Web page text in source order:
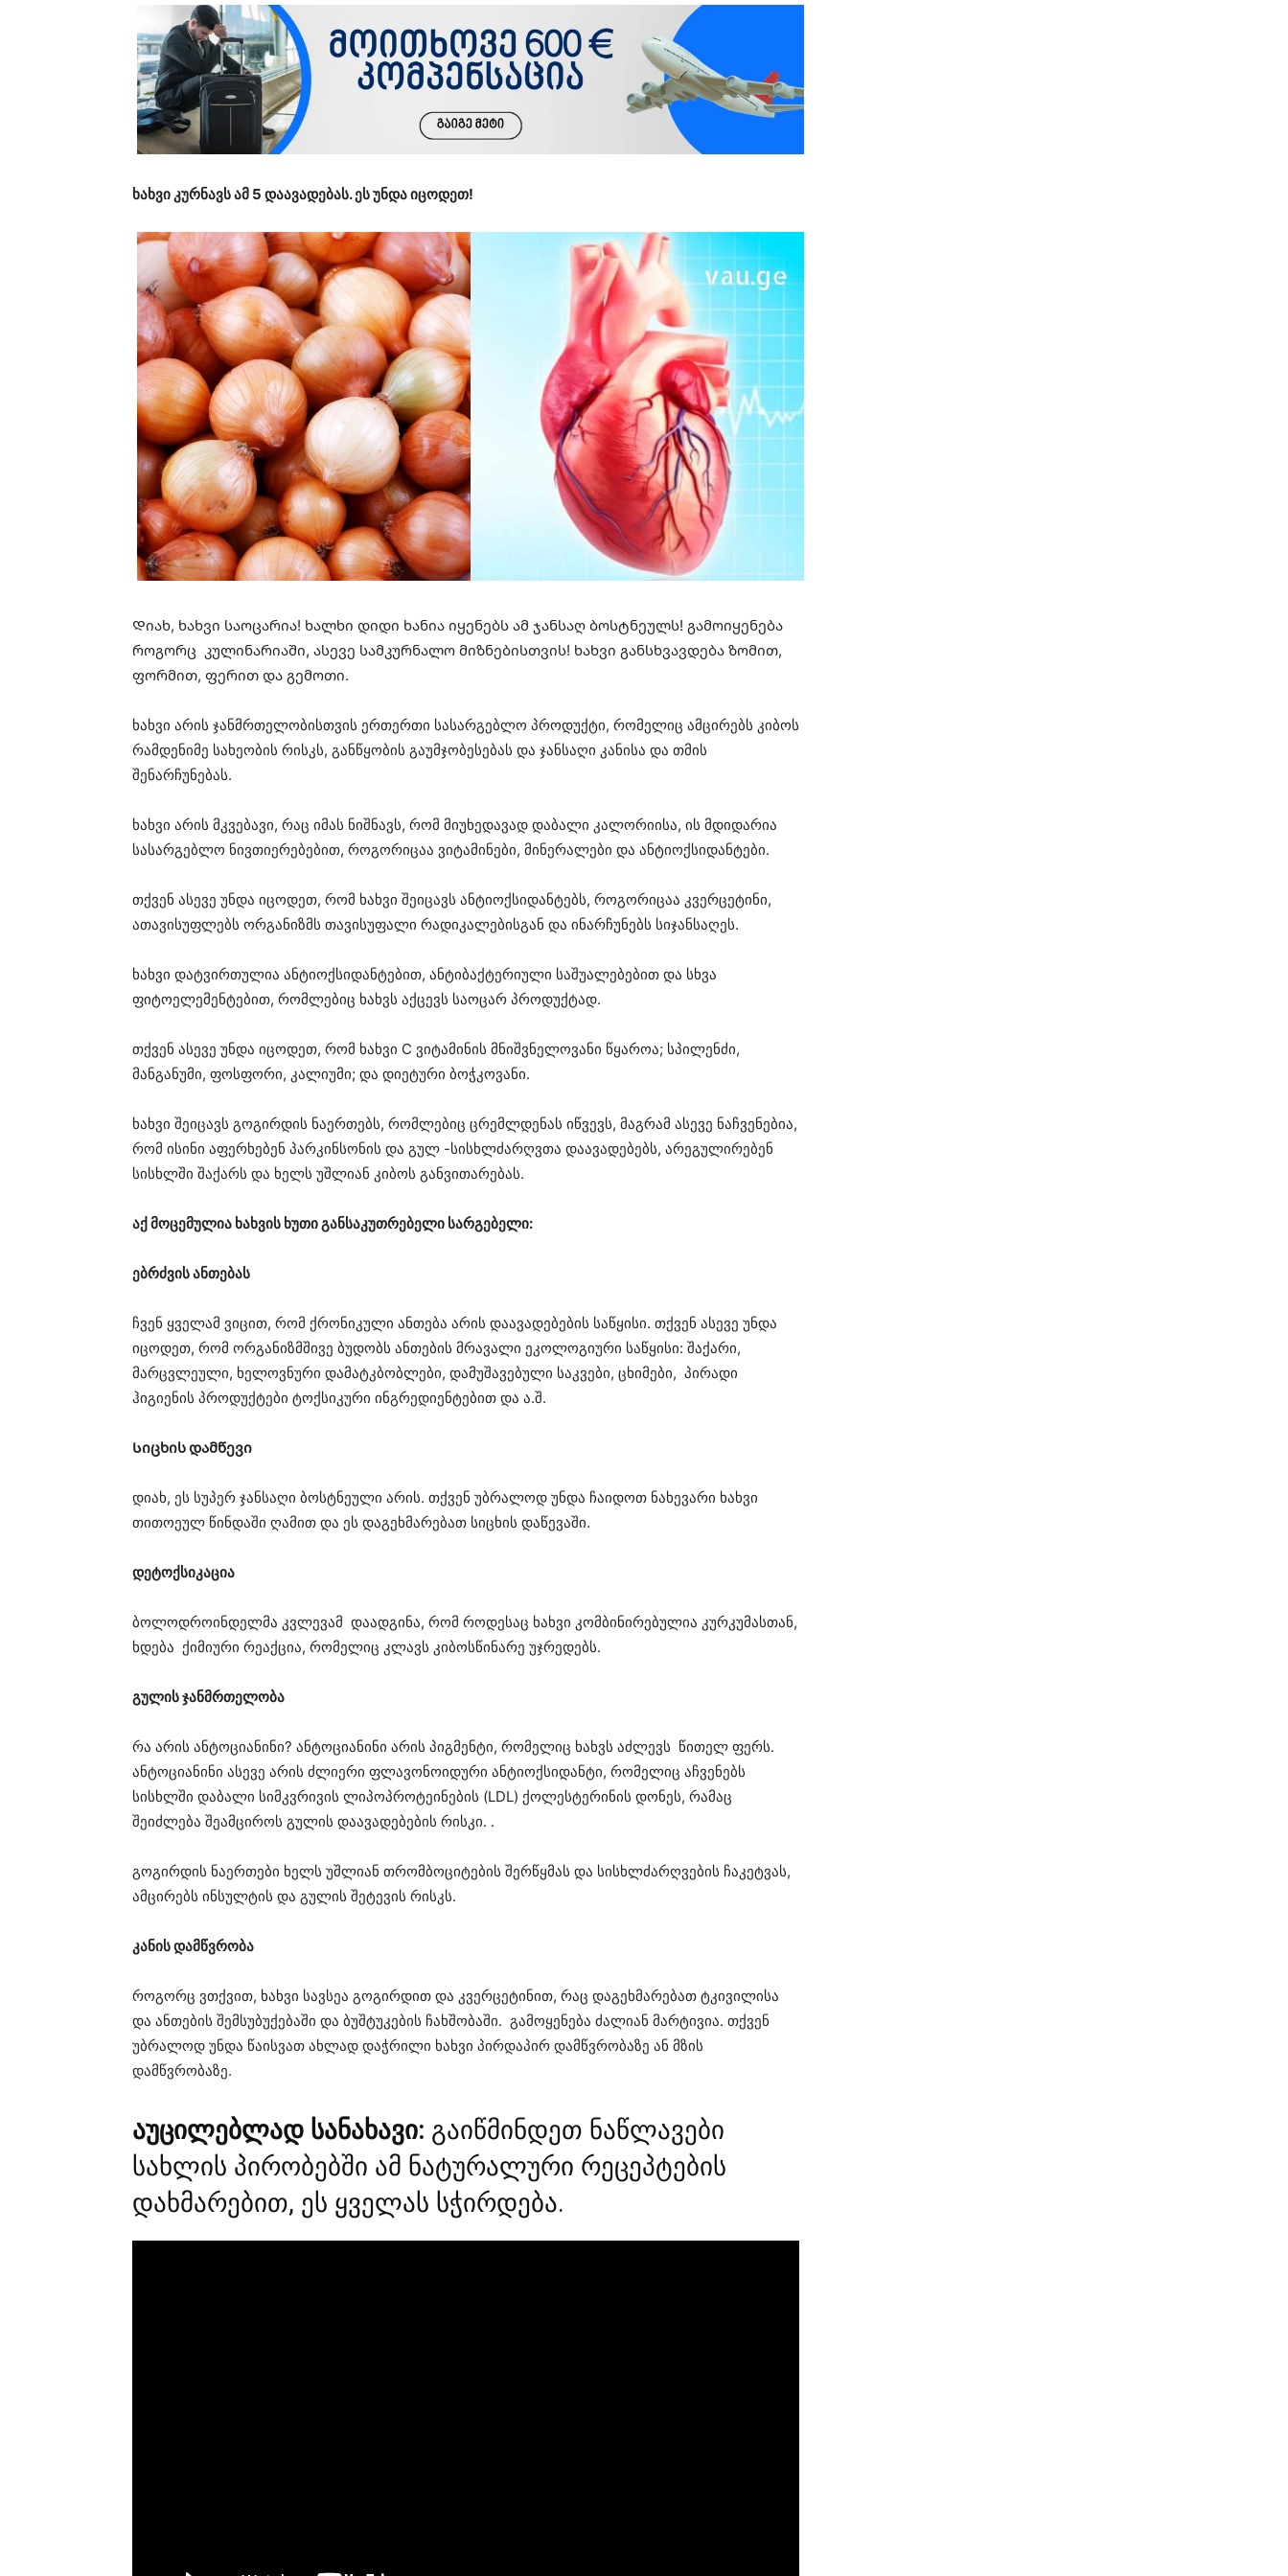
ხახვი კურნავს ამ 5 დაავადებას. ეს უნდა იცოდეთ!
Დიახ, ხახვი საოცარია! ხალხი დიდი ხანია იყენებს ამ ჯანსაღ ბოსტნეულს! გამოიყენება
როგორც კულინარიაში, ასევე სამკურნალო მიზნებისთვის! ხახვი განსხვავდება ზომით,
ფორმით, ფერით და გემოთი.
ხახვი არის ჯანმრთელობისთვის ერთერთი სასარგებლო პროდუქტი, რომელიც ამცირებს კიბოს
რამდენიმე სახეობის რისკს, განწყობის გაუმჯობესებას და ჯანსაღი კანისა და თმის
შენარჩუნებას.
ხახვი არის მკვებავი, რაც იმას ნიშნავს, რომ მიუხედავად დაბალი კალორიისა, ის მდიდარია
სასარგებლო ნივთიერებებით, როგორიცაა ვიტამინები, მინერალები და ანტიოქსიდანტები.
თქვენ ასევე უნდა იცოდეთ, რომ ხახვი შეიცავს ანტიოქსიდანტებს, როგორიცაა კვერცეტინი,
ათავისუფლებს ორგანიზმს თავისუფალი რადიკალებისგან და ინარჩუნებს სიჯანსაღეს.
ხახვი დატვირთულია ანტიოქსიდანტებით, ანტიბაქტერიული საშუალებებით და სხვა
ფიტოელემენტებით, რომლებიც ხახვს აქცევს საოცარ პროდუქტად.
თქვენ ასევე უნდა იცოდეთ, რომ ხახვი C ვიტამინის მნიშვნელოვანი წყაროა; სპილენძი,
მანგანუმი, ფოსფორი, კალიუმი; და დიეტური ბოჭკოვანი.
ხახვი შეიცავს გოგირდის ნაერთებს, რომლებიც ცრემლდენას იწვევს, მაგრამ ასევე ნაჩვენებია,
რომ ისინი აფერხებენ პარკინსონის და გულ -სისხლძარღვთა დაავადებებს, არეგულირებენ
სისხლში შაქარს და ხელს უშლიან კიბოს განვითარებას.
აქ მოცემულია ხახვის ხუთი განსაკუთრებელი სარგებელი:
ებრძვის ანთებას
ჩვენ ყველამ ვიცით, რომ ქრონიკული ანთება არის დაავადებების საწყისი. თქვენ ასევე უნდა
იცოდეთ, რომ ორგანიზმშივე ბუდობს ანთების მრავალი ეკოლოგიური საწყისი: შაქარი,
მარცვლეული, ხელოვნური დამატკბობლები, დამუშავებული საკვები, ცხიმები, პირადი
ჰიგიენის პროდუქტები ტოქსიკური ინგრედიენტებით და ა.შ.
Სიცხის დამწევი
დიახ, ეს სუპერ ჯანსაღი ბოსტნეული არის. თქვენ უბრალოდ უნდა ჩაიდოთ ნახევარი ხახვი
თითოეულ წინდაში ღამით და ეს დაგეხმარებათ სიცხის დაწევაში.
დეტოქსიკაცია
ბოლოდროინდელმა კვლევამ დაადგინა, რომ როდესაც ხახვი კომბინირებულია კურკუმასთან,
ხდება ქიმიური რეაქცია, რომელიც კლავს კიბოსწინარე უჯრედებს.
გულის ჯანმრთელობა
რა არის ანტოციანინი? ანტოციანინი არის პიგმენტი, რომელიც ხახვს აძლევს წითელ ფერს.
ანტოციანინი ასევე არის ძლიერი ფლავონოიდური ანტიოქსიდანტი, რომელიც აჩვენებს
სისხლში დაბალი სიმკვრივის ლიპოპროტეინების (LDL) ქოლესტერინის დონეს, რამაც
შეიძლება შეამციროს გულის დაავადებების რისკი. .
გოგირდის ნაერთები ხელს უშლიან თრომბოციტების შერწყმას და სისხლძარღვების ჩაკეტვას,
ამცირებს ინსულტის და გულის შეტევის რისკს.
კანის დამწვრობა
როგორც ვთქვით, ხახვი სავსეა გოგირდით და კვერცეტინით, რაც დაგეხმარებათ ტკივილისა
და ანთების შემსუბუქებაში და ბუშტუკების ჩახშობაში. გამოყენება ძალიან მარტივია. თქვენ
უბრალოდ უნდა წაისვათ ახლად დაჭრილი ხახვი პირდაპირ დამწვრობაზე ან მზის
დამწვრობაზე.
აუცილებლად სანახავი: გაიწმინდეთ ნაწლავები
სახლის პირობებში ამ ნატურალური რეცეპტების
დახმარებით, ეს ყველას სჭირდება.